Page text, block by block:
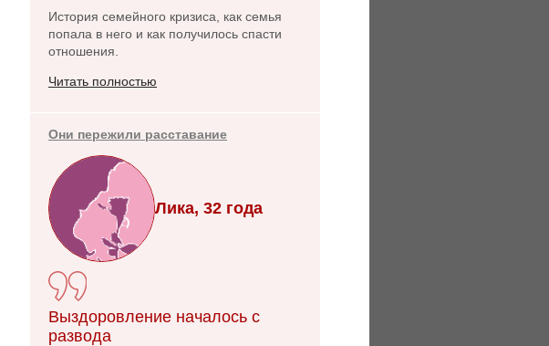
История семейного кризиса, как семья
попала в него и как получилось спасти
отношения.
Читать полностью
Они пережили расставание
Лика, 32 года
Выздоровление началось с
развода